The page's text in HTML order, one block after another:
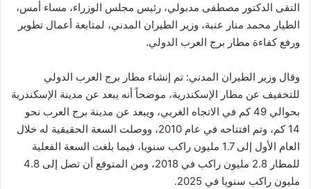
التقى الدكتور مصطفى مدبولي، رئيس مجلس الوزراء، مساء أمس،
الطيار محمد منار عنبة، وزير الطيران المدني، لمتابعة أعمال تطوير
ورفع كفاءة مطار برج العرب الدولي.
وقال وزير الطيران المدني: تم إنشاء مطار برج العرب الدولي
للتخفيف عن مطار الإسكندرية، موضحاً أنه يبعد عن مدينة الإسكندرية
بحوالي 49 كم في الاتجاه الغربي، ويبعد عن مدينة برج العرب نحو
14 كم، وتم افتتاحه في عام 2010، ووصلت السعة الحقيقية له خلال
العام الأول إلى 1.7 مليون راكب سنويا، فيما بلغت السعة الفعلية
للمطار 2.8 مليون راكب في 2018، ومن المتوقع أن تصل إلى 4.8
مليون راكب سنويا في 2025.